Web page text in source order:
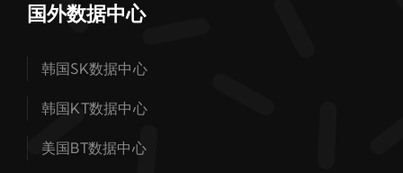
国外数据中心
韩国SK数据中心
韩国KT数据中心
美国BT数据中心